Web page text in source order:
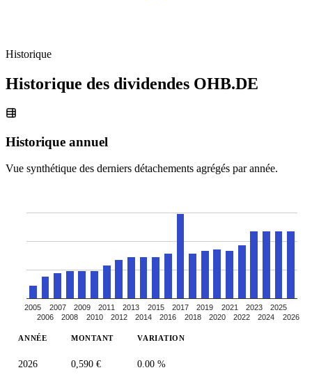
Historique
Historique des dividendes OHB.DE
Historique annuel
Vue synthétique des derniers détachements agrégés par année.
2005
2006
2007
2008
2009
2010
2011
2012
2013
2014
2015
2016
2017
2018
2019
2020
2021
2022
2023
2024
2025
2026
ANNÉE MONTANT VARIATION
2026 0,590 € 0.00 %